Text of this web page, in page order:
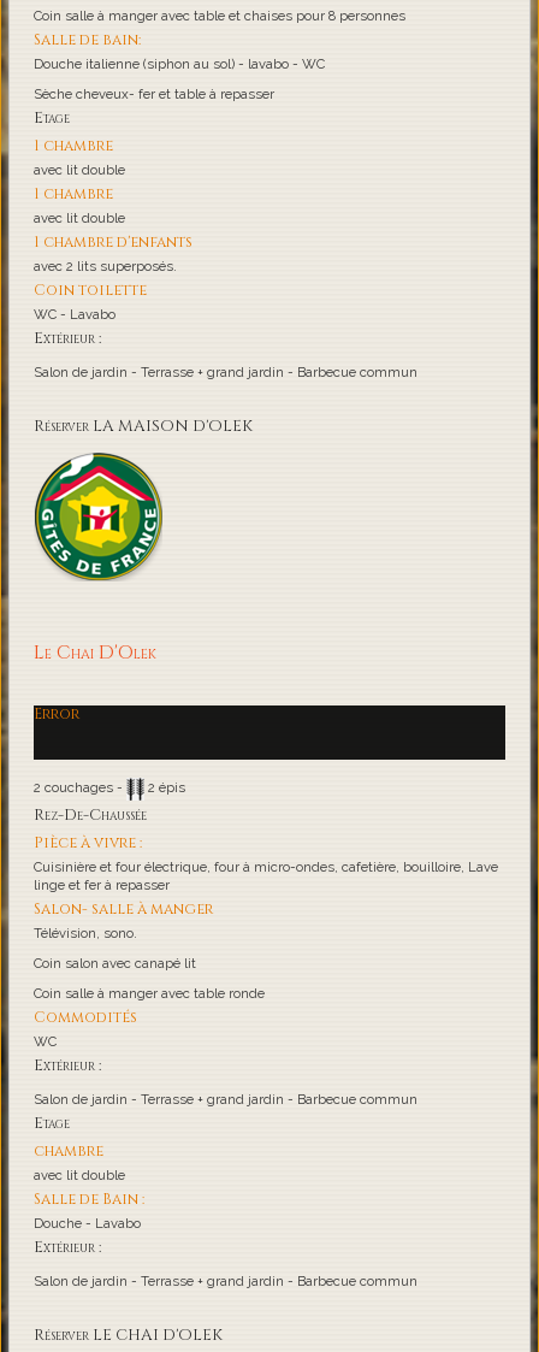
Coin salle à manger avec table et chaises pour 8 personnes
Salle de bain:
Douche italienne (siphon au sol) - lavabo - WC
Sèche cheveux- fer et table à repasser
Etage
1 chambre
avec lit double
1 chambre
avec lit double
1 chambre d'enfants
avec 2 lits superposés.
Coin toilette
WC - Lavabo
Extérieur :
Salon de jardin - Terrasse + grand jardin - Barbecue commun
Réserver LA MAISON D'OLEK
Le Chai D'Olek
Error
2 couchages - 2 épis
Rez-De-Chaussée
Pièce à vivre :
Cuisinière et four électrique, four à micro-ondes, cafetière, bouilloire, Lave
linge et fer à repasser
Salon- salle à manger
Télévision, sono.
Coin salon avec canapé lit
Coin salle à manger avec table ronde
Commodités
WC
Extérieur :
Salon de jardin - Terrasse + grand jardin - Barbecue commun
Etage
chambre
avec lit double
Salle de Bain :
Douche - Lavabo
Extérieur :
Salon de jardin - Terrasse + grand jardin - Barbecue commun
Réserver LE CHAI D'OLEK